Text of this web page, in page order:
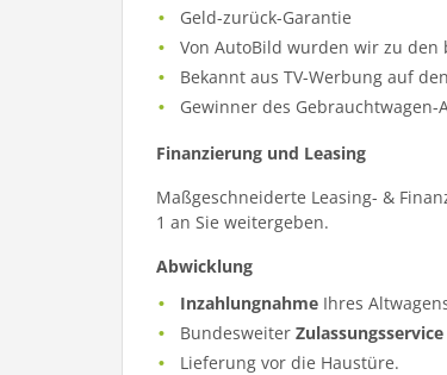
Geld-zurück-Garantie
Von AutoBild wurden wir zu
Bekannt aus TV-Werbung auf
Gewinner des Gebrauchtwagen-
Finanzierung und Leasing
Maßgeschneiderte Leasing- &
1 an Sie weitergeben.
Abwicklung
Inzahlungnahme Ihres
BundesweiterZulassungsservice
Lieferung vor die Haustüre.